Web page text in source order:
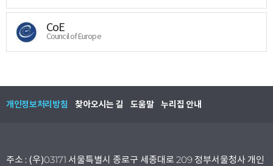
CoE
Council of Europe
개인정보처리방침 찾아오시는 길 도움말 누리집 안내
주소 : (우)03171 서울특별시 종로구 세종대로 209 정부서울청사 개인